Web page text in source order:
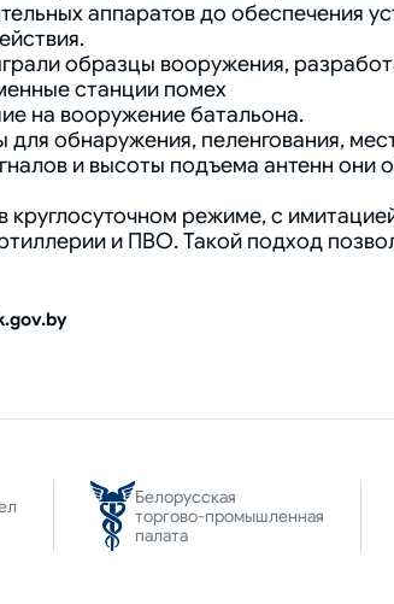
аппаратов до обеспечения
образцы вооружения,
станции помех
на вооружение батальона.
обнаружения, пеленгования,
и высоты подъема антенн
круглосуточном режиме, с
и ПВО. Такой подход
Белорусская
торгово-промышленная
палата